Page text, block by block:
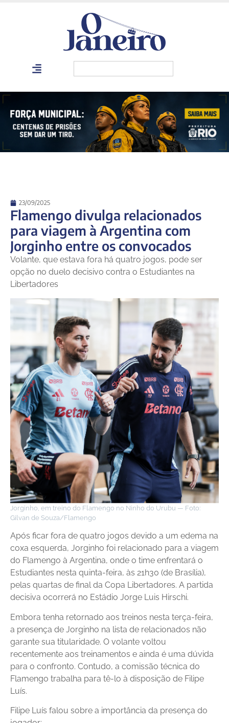
23/09/2025
Flamengo divulga relacionados
para viagem à Argentina com
Jorginho entre os convocados
Volante, que estava fora há quatro jogos, pode ser
opção no duelo decisivo contra o Estudiantes na
Libertadores
Jorginho, em treino do Flamengo no Ninho do Urubu — Foto:
Gilvan de Souza/Flamengo
Após ficar fora de quatro jogos devido a um edema na
coxa esquerda, Jorginho foi relacionado para a viagem
do Flamengo à Argentina, onde o time enfrentará o
Estudiantes nesta quinta-feira, às 21h30 (de Brasília),
pelas quartas de final da Copa Libertadores. A partida
decisiva ocorrerá no Estádio Jorge Luis Hirschi.
Embora tenha retornado aos treinos nesta terça-feira,
a presença de Jorginho na lista de relacionados não
garante sua titularidade. O volante voltou
recentemente aos treinamentos e ainda é uma dúvida
para o confronto. Contudo, a comissão técnica do
Flamengo trabalha para tê-lo à disposição de Filipe
Luís.
Filipe Luís falou sobre a importância da presença do